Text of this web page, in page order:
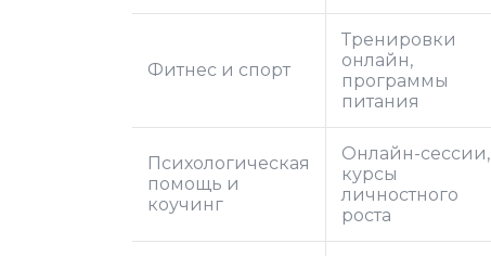
Фитнес и спорт
Тренировки
онлайн,
программы
питания
Психологическая
помощь и
коучинг
Онлайн-сессии,
курсы
личностного
роста